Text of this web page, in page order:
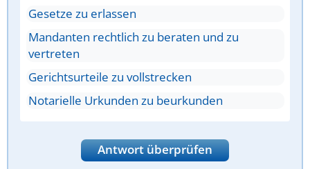
Gesetze zu erlassen
Mandanten rechtlich zu beraten und zu
vertreten
Gerichtsurteile zu vollstrecken
Notarielle Urkunden zu beurkunden
Antwort überprüfen